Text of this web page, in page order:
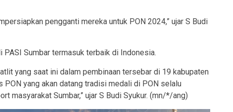
pengganti mereka untuk PON 2024,” ujar S Budi
PASI Sumbar termasuk terbaik di Indonesia.
yang saat ini dalam pembinaan tersebar di 19 kabupaten
yang akan datang tradisi medali di PON selalu
masyarakat Sumbar,” ujar S Budi Syukur. (mn/*/ang)